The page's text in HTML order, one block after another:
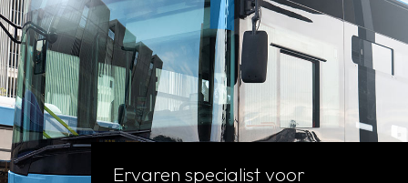
Ervaren specialist voor